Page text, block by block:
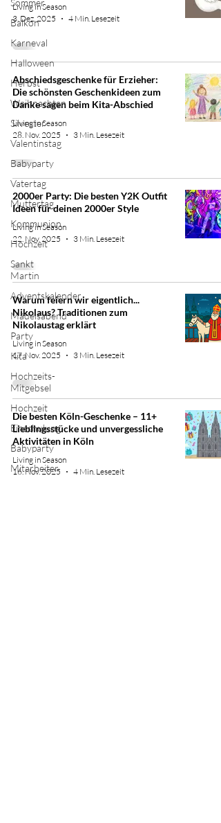
Sommer
Balkon
Karneval
Halloween
Herbst
Weihnachten
Silvester
Valentinstag
Babyparty
Vatertag
Muttertag
Kommunion
Hochzeit
Sankt
Martin
Adventskalender
Mädelsabend
Party
Kita
Hochzeits-
Mitgebsel
Hochzeit
Einschulung
Babyparty
Mitarbeiter
Living in Season
3. Dez. 2025
4 Min. Lesezeit
Abschiedsgeschenke für Erzieher:
Die schönsten Geschenkideen zum
Danke sagen beim Kita-Abschied
Living in Season
28. Nov. 2025
3 Min. Lesezeit
2000er Party: Die besten Y2K Outfit
Ideen für deinen 2000er Style
Living in Season
22. Nov. 2025
3 Min. Lesezeit
Warum feiern wir eigentlich...
Nikolaus? Traditionen zum
Nikolaustag erklärt
Living in Season
17. Nov. 2025
3 Min. Lesezeit
Die besten Köln-Geschenke – 11+
Lieblingsstücke und unvergessliche
Aktivitäten in Köln
Living in Season
16. Nov. 2025
4 Min. Lesezeit